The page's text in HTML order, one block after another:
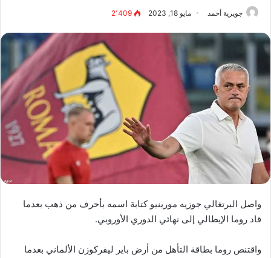
جويرية أحمد مايو 18, 2023 2٬409
واصل البرتغالي جوزيه مورينيو كتابة اسمه بأحرف من ذهب بعدما
قاد روما الإيطالي إلى نهائي الدوري الأوروبي.
واقتنص روما بطاقة التأهل من أرض باير ليفركوزن الألماني بعدما